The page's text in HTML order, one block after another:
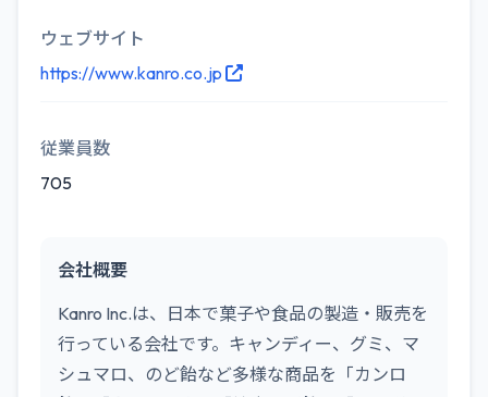
ウェブサイト
https://www.kanro.co.jp
従業員数
705
会社概要
Kanro Inc.は、日本で菓子や食品の製造・販売を
行っている会社です。キャンディー、グミ、マ
シュマロ、のど飴など多様な商品を「カンロ